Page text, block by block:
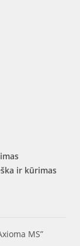
ir kūrimas
MS”